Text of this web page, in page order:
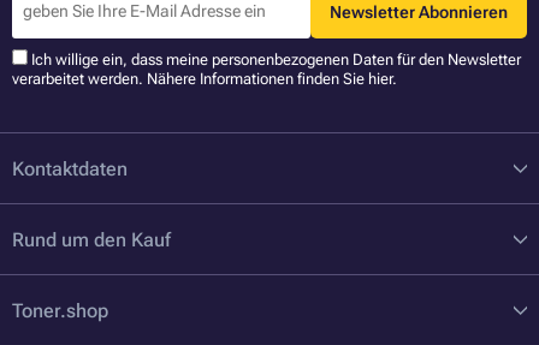
Newsletter Abonnieren
Ich willige ein, dass meine personenbezogenen Daten für den Newsletter
verarbeitet werden. Nähere Informationen finden Sie hier.
Kontaktdaten
Rund um den Kauf
Toner.shop